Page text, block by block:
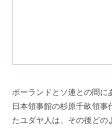
ポーランドとソ連との間
日本領事館の杉原千畝領事
たユダヤ人は、その後ど